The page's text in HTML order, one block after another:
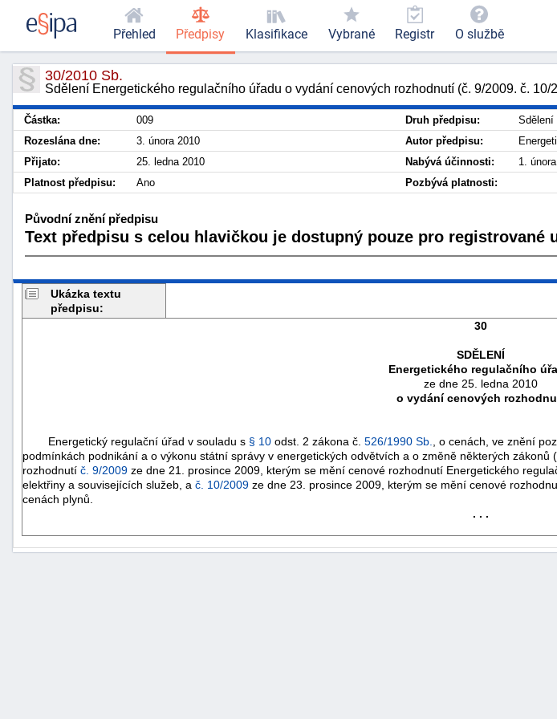
30/2010 Sb.
Sdělení Energetického regulačního úřadu o vydání cenových rozhodnutí (č. 9/2009. č. 10/
Částka: 009 Druh předpisu:
Sdělení
Rozeslána dne:
3. února 2010 Autor předpisu:
Přijato:
25. ledna 2010 Nabývá účinnosti:
1.
Platnost předpisu:
Ano Pozbývá platnosti:
Původní znění předpisu
Text předpisu s celou hlavičkou je dostupný pouze pro registrované
Ukázka textu
předpisu:
30
SDĚLENÍ
Energetického regulačního
ze dne 25. ledna 2010
o vydání cenových
Energetický regulační úřad v souladu s § 10 odst. 2 zákona č. 526/1990 Sb. , o cenách, ve znění
podmínkách podnikání a o výkonu státní správy v energetických odvětvích a o změně některých
rozhodnutí č. 9/2009 ze dne 21. prosince 2009, kterým se mění cenové rozhodnutí Energetického
elektřiny a souvisejících služeb, a č. 10/2009 ze dne 23. prosince 2009, kterým se mění cenové
cenách plynů.
. . .
Přehled Předpisy Klasifikace Vybrané Registr O službě